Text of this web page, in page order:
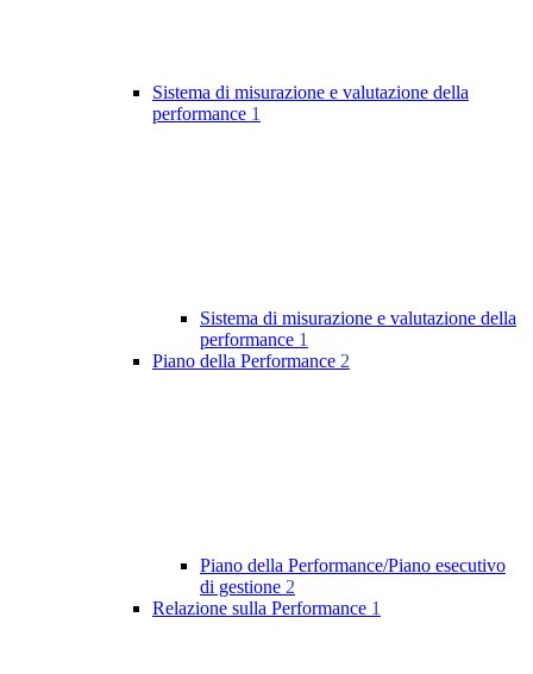
Sistema di misurazione e valutazione della
performance 1
Sistema di misurazione e valutazione della
performance 1
Piano della Performance 2
Piano della Performance/Piano esecutivo
di gestione 2
Relazione sulla Performance 1